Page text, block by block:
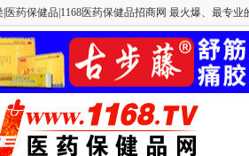
医药保健品|1168医药保健品招商网 最火爆、最专业